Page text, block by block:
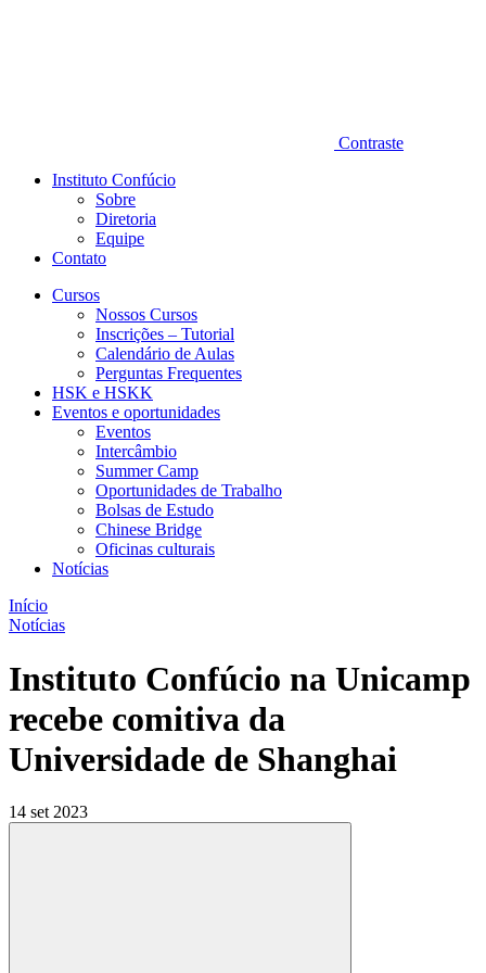
Contraste
Instituto Confúcio
Sobre
Diretoria
Equipe
Contato
Cursos
Nossos Cursos
Inscrições – Tutorial
Calendário de Aulas
Perguntas Frequentes
HSK e HSKK
Eventos e oportunidades
Eventos
Intercâmbio
Summer Camp
Oportunidades de Trabalho
Bolsas de Estudo
Chinese Bridge
Oficinas culturais
Notícias
Início
Notícias
Instituto Confúcio na Unicamp
recebe comitiva da
Universidade de Shanghai
14 set 2023